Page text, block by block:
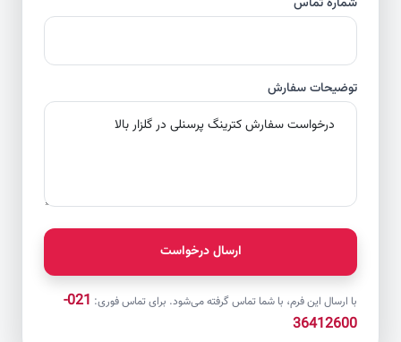
توضیحات سفارش
ارسال درخواست
با ارسال این فرم، با شما تماس گرفته می‌شود. برای تماس فوری:
021-
36412600